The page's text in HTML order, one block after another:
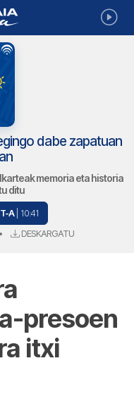
dabe zapatuan
memoria eta historia
ditu
A | 10:41
• DESKARGATU
presoen
itxi